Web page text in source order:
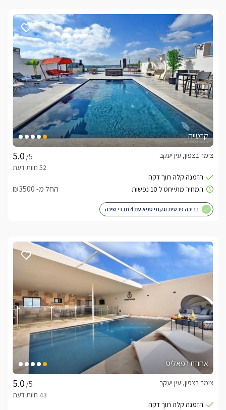
קרטייה
/5
צימר בצפון, עין יעקב
החל מ- ₪3500
בריכה פרטית וגקוזי ספא עם 4 חדרי שינה
אחוזת רפאליס
/5
צימר בצפון, עין יעקב